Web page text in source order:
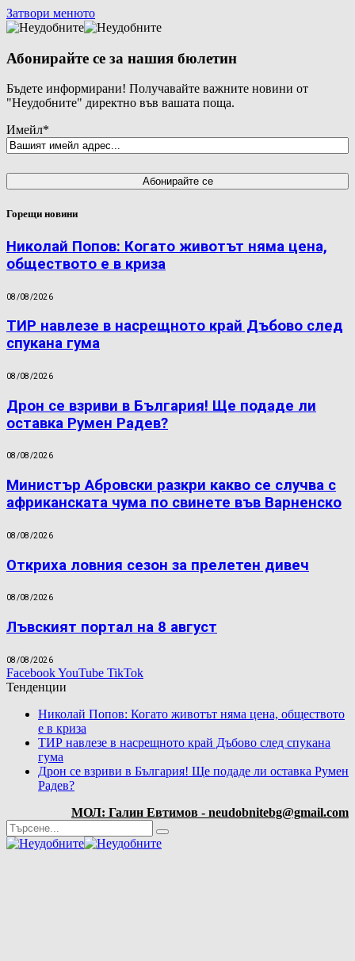
Затвори менюто
Абонирайте се за нашия бюлетин
Бъдете информирани! Получавайте важните новини от
"Неудобните" директно във вашата поща.
Имейл*
Горещи новини
Николай Попов: Когато животът няма цена,
обществото е в криза
08/08/2026
ТИР навлезе в насрещното край Дъбово след
спукана гума
08/08/2026
Дрон се взриви в България! Ще подаде ли
оставка Румен Радев?
08/08/2026
Министър Абровски разкри какво се случва с
африканската чума по свинете във Варненско
08/08/2026
Откриха ловния сезон за прелетен дивеч
08/08/2026
Лъвският портал на 8 август
08/08/2026
FacebookYouTube TikTok
Тенденции
Николай Попов: Когато животът няма цена, обществото
е в криза
ТИР навлезе в насрещното край Дъбово след спукана
гума
Дрон се взриви в България! Ще подаде ли оставка Румен
Радев?
МОЛ: Галин Евтимов - neudobnitebg@gmail.com